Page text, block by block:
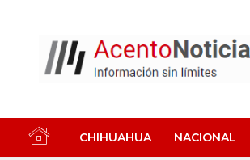
Noticias
CHIHUAHUA NACIONAL